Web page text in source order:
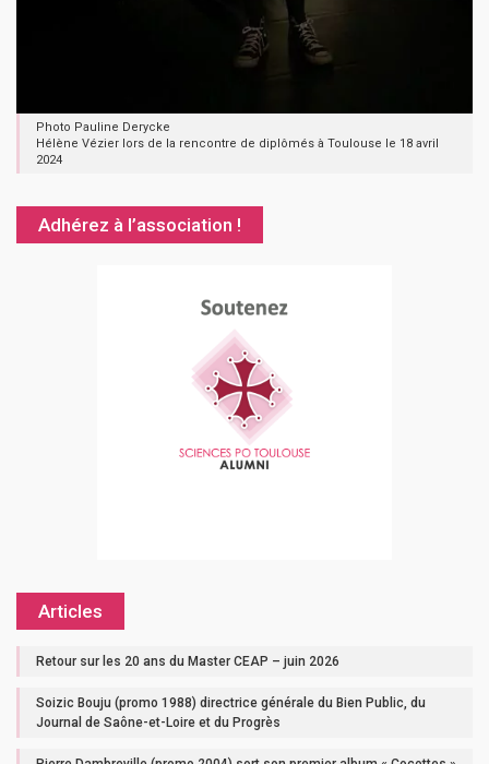
Photo Pauline Derycke
Hélène Vézier lors de la rencontre de diplômés à Toulouse le 18 avril
2024
Adhérez à l’association !
Articles
Retour sur les 20 ans du Master CEAP – juin 2026
Soizic Bouju (promo 1988) directrice générale du Bien Public, du
Journal de Saône-et-Loire et du Progrès